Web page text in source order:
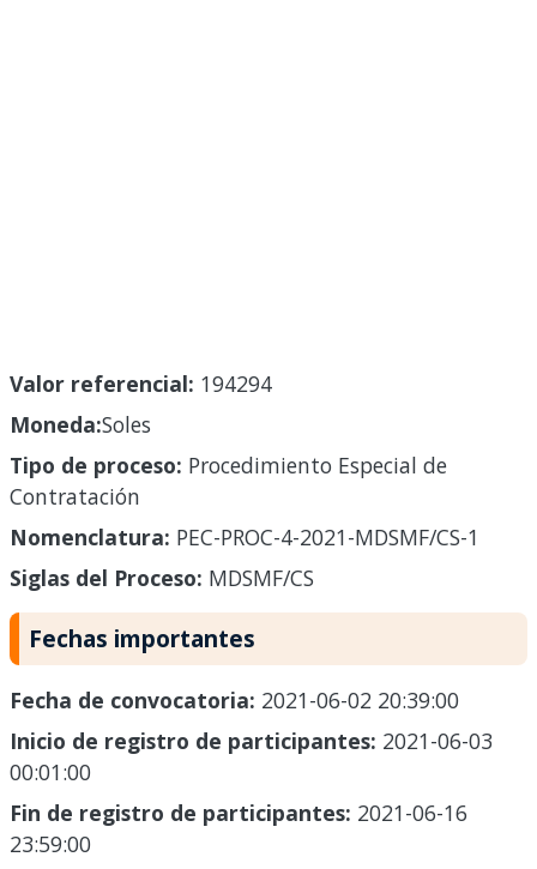
Valor referencial: 194294
Moneda:Soles
Tipo de proceso: Procedimiento Especial de
Contratación
Nomenclatura: PEC-PROC-4-2021-MDSMF/CS-1
Siglas del Proceso: MDSMF/CS
Fechas importantes
Fecha de convocatoria: 2021-06-02 20:39:00
Inicio de registro de participantes: 2021-06-03
00:01:00
Fin de registro de participantes: 2021-06-16
23:59:00